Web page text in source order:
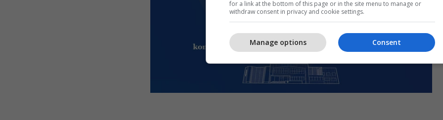
for a link at the bottom of this page or in the site menu to manage or
withdraw consent in privacy and cookie settings.
Consent
Manage options